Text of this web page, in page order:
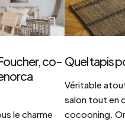
co-
le charme
Quel tapis
Véritable
salon tout en
cocooning.